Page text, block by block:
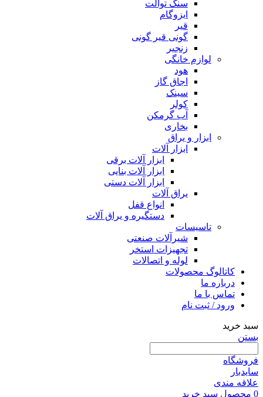
سنگ توالت
ایزوگام
قیر
گونی قیر گونی
زنجیر
لوازم خانگی
هود
اجاق گاز
سینک
کولر
آب گرمکن
بخاری
ابزار و یراق
ابزار آلات
ابزار آلات برقی
ابزار آلات بنایی
ابزار آلات دستی
یراق آلات
انواع قفل
دستگیره و یراق آلات
تاسیسات
شیرآلات صنعتی
تجهیزات استخر
لوله و اتصالات
کاتالوگ محصولات
درباره ما
تماس با ما
ورود / ثبت نام
سبد خرید
بستن
فروشگاه
سایدبار
علاقه مندی
0 محصول سبد خرید